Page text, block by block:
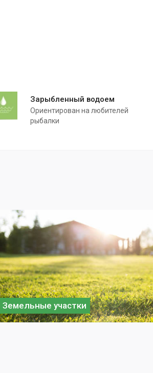
Зарыбленный водоем
Ориентирован на любителей
рыбалки
Земельные участки